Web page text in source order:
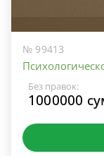
№ 99413
Без правок:
1000000